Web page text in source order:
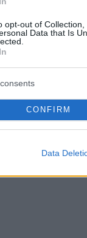
opt-out of
Data that Is
CONFIRM
Data
Ungarn
werden und
undwarum